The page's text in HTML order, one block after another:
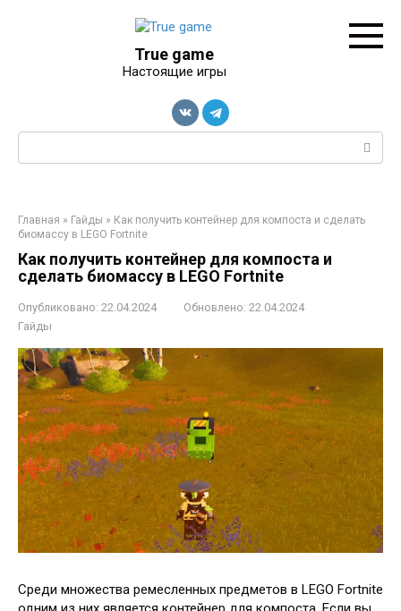
True game
Настоящие игры
Поиск:
Главная » Гайды » Как получить контейнер для компоста и сделать
биомассу в LEGO Fortnite
Как получить контейнер для компоста и
сделать биомассу в LEGO Fortnite
Опубликовано: 22.04.2024 Обновлено: 22.04.2024
Гайды
Среди множества ремесленных предметов в LEGO Fortnite